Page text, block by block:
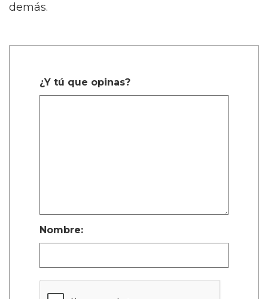
demás.
¿Y tú que opinas?
Nombre: